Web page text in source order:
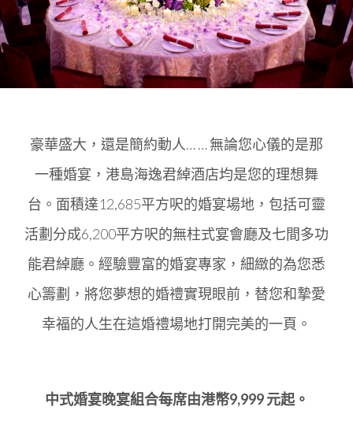
豪華盛大，還是簡約動人… … 無論您心儀的是那
一種婚宴，港島海逸君綽酒店均是您的理想舞
台。面積達12,685平方呎的婚宴場地，包括可靈
活劃分成6,200平方呎的無柱式宴會廳及七間多功
能君綽廳。經驗豐富的婚宴專家，細緻的為您悉
心籌劃，將您夢想的婚禮實現眼前，替您和摯愛
幸福的人生在這婚禮場地打開完美的一頁。
中式婚宴晚宴組合每席由港幣9,999 元起。